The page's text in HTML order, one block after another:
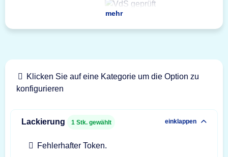
mehr
Klicken Sie auf eine Kategorie um die Option zu
konfigurieren
Lackierung 1 Stk. gewählt einklappen
Fehlerhafter Token.